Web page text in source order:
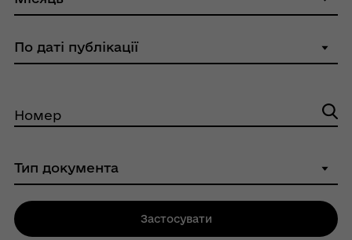
Номер
Застосувати